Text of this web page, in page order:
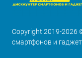
Copyright 2019-2026
смартфонов и